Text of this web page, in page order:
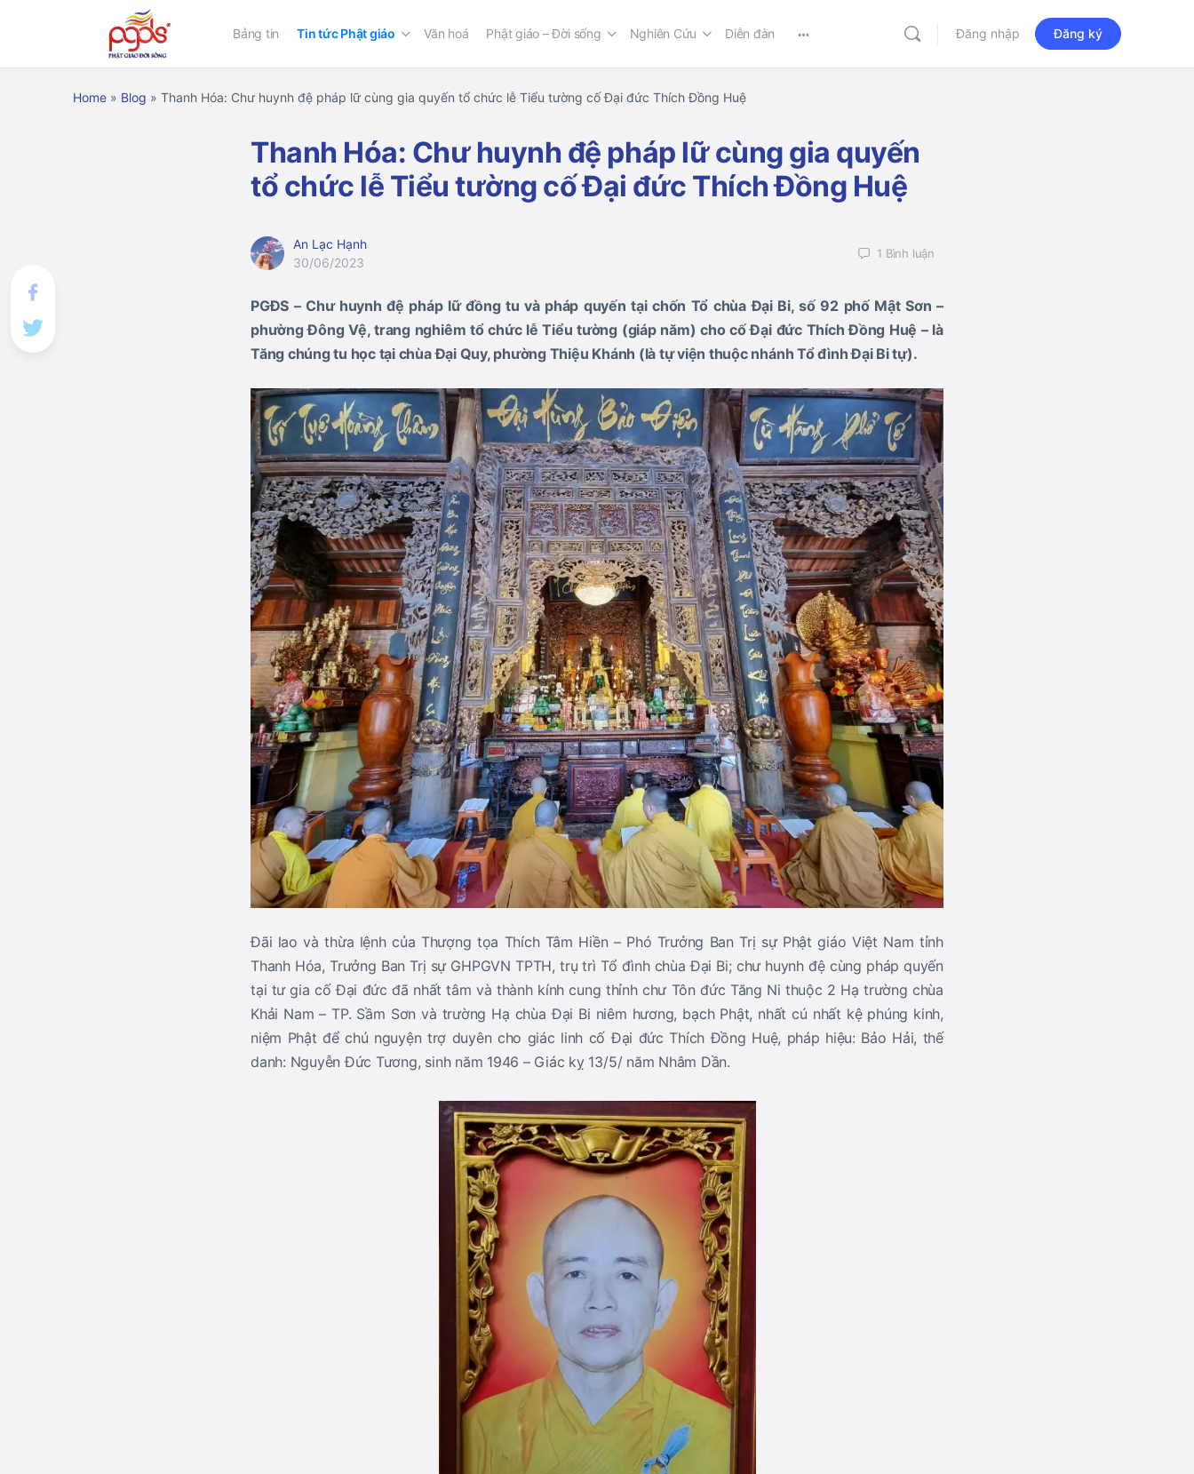
Bảng tin Tin tức Phật giáo Văn hoá Phật giáo – Đời sống Nghiên Cứu Diễn đàn Đăng nhập Đăng ký
Home » Blog » Thanh Hóa: Chư huynh đệ pháp lữ cùng gia quyến tổ chức lễ Tiểu tường cố Đại đức Thích Đồng Huệ
Thanh Hóa: Chư huynh đệ pháp lữ cùng gia quyến
tổ chức lễ Tiểu tường cố Đại đức Thích Đồng Huệ
An Lạc Hạnh
30/06/2023
1 Bình luận
PGĐS – Chư huynh đệ pháp lữ đồng tu và pháp quyến tại chốn Tổ chùa Đại Bi, số 92 phố Mật Sơn –
phường Đông Vệ, trang nghiêm tổ chức lễ Tiểu tường (giáp năm) cho cố Đại đức Thích Đồng Huệ – là
Tăng chúng tu học tại chùa Đại Quy, phường Thiệu Khánh (là tự viện thuộc nhánh Tổ đình Đại Bi tự).
Đãi lao và thừa lệnh của Thượng tọa Thích Tâm Hiền – Phó Trưởng Ban Trị sự Phật giáo Việt Nam tỉnh
Thanh Hóa, Trưởng Ban Trị sự GHPGVN TPTH, trụ trì Tổ đình chùa Đại Bi; chư huynh đệ cùng pháp quyến
tại tư gia cố Đại đức đã nhất tâm và thành kính cung thỉnh chư Tôn đức Tăng Ni thuộc 2 Hạ trường chùa
Khải Nam – TP. Sầm Sơn và trường Hạ chùa Đại Bi niêm hương, bạch Phật, nhất cú nhất kệ phúng kinh,
niệm Phật để chú nguyện trợ duyên cho giác linh cố Đại đức Thích Đồng Huệ, pháp hiệu: Bảo Hải, thế
danh: Nguyễn Đức Tương, sinh năm 1946 – Giác kỵ 13/5/ năm Nhâm Dần.